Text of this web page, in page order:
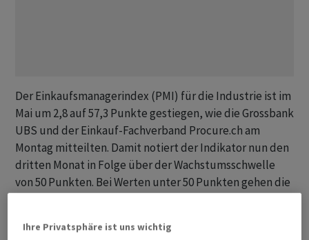
Der Einkaufsmanagerindex (PMI) für die Industrie ist im
Mai um 2,8 auf 57,3 Punkte gestiegen, wie die Grossbank
UBS und der Einkauf-Fachverband Procure.ch am
Montag mitteilten. Damit notiert der Indikator nun den
dritten Monat in Folge über der Wachstumsschwelle
von 50 Punkten. Bei Werten unter 50 Punkten gehen die
Ihre Privatsphäre ist uns wichtig